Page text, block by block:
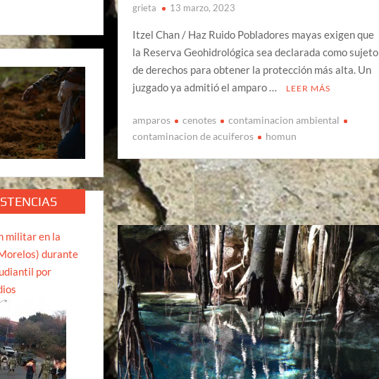
grieta 13 marzo, 2023
Itzel Chan / Haz Ruido Pobladores mayas exigen que
la Reserva Geohidrológica sea declarada como sujeto
de derechos para obtener la protección más alta. Un
juzgado ya admitió el amparo …
LEER MÁS
amparos cenotes
contaminacion ambiental
contaminacion de acuiferos
homun
militar en la
durante
por